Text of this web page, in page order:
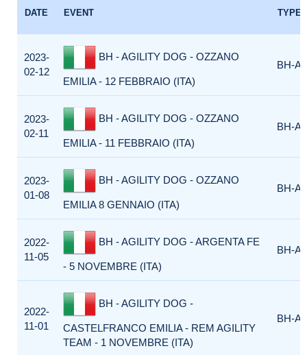
DATE EVENT TYPE
2023-
02-12
BH - AGILITY DOG - OZZANO
EMILIA - 12 FEBBRAIO (ITA)
BH-
2023-
02-11
BH - AGILITY DOG - OZZANO
EMILIA - 11 FEBBRAIO (ITA)
BH-
2023-
01-08
BH - AGILITY DOG - OZZANO
EMILIA 8 GENNAIO (ITA)
BH-
2022-
11-05
BH - AGILITY DOG - ARGENTA FE
- 5 NOVEMBRE (ITA)
BH-
2022-
11-01
BH - AGILITY DOG -
CASTELFRANCO EMILIA - REM AGILITY
TEAM - 1 NOVEMBRE (ITA)
BH-